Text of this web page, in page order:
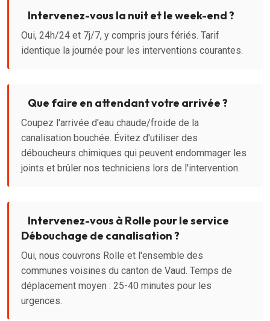
Intervenez-vous la nuit et le week-end ?
Oui, 24h/24 et 7j/7, y compris jours fériés. Tarif
identique la journée pour les interventions courantes.
Que faire en attendant votre arrivée ?
Coupez l'arrivée d'eau chaude/froide de la
canalisation bouchée. Évitez d'utiliser des
déboucheurs chimiques qui peuvent endommager les
joints et brûler nos techniciens lors de l'intervention.
Intervenez-vous à Rolle pour le service
Débouchage de canalisation ?
Oui, nous couvrons Rolle et l'ensemble des
communes voisines du canton de Vaud. Temps de
déplacement moyen : 25-40 minutes pour les
urgences.